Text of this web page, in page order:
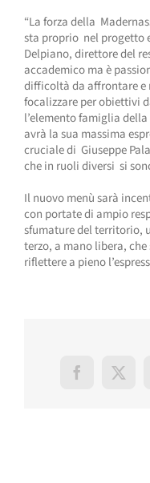
“La forza della
sta proprio nel progetto
Delpiano, direttore del
accademico ma è
difficoltà da affrontare e
focalizzare per obiettivi
l’elemento famiglia
avrà la sua massima
cruciale di Giuseppe
che in ruoli diversi si
Il nuovo menù sarà
con portate di ampio
sfumature del territorio,
terzo, a mano libera,
riflettere a pieno
Facebook
X